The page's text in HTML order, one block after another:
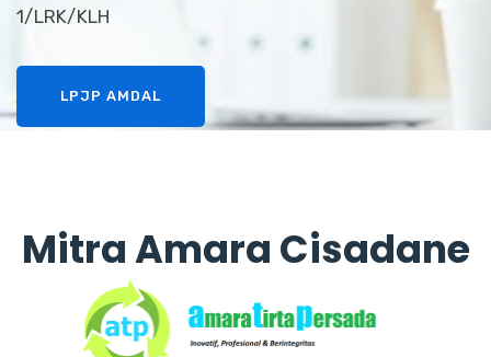
1/LRK/KLH
LPJP AMDAL
Mitra Amara Cisadane